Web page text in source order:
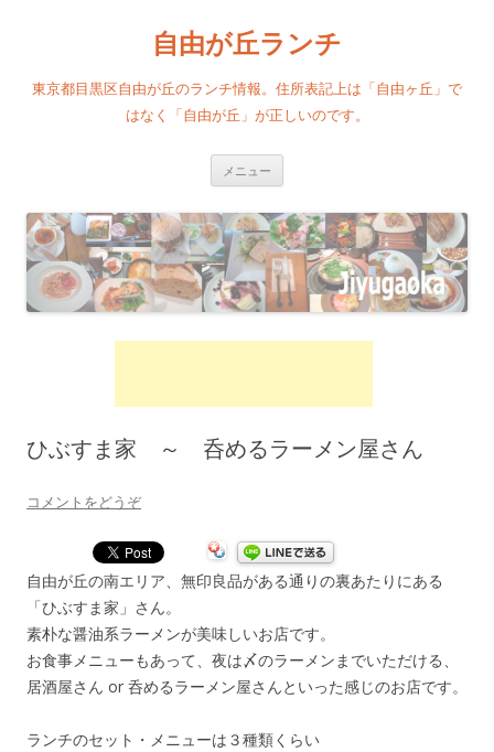
自由が丘ランチ
東京都目黒区自由が丘のランチ情報。住所表記上は「自由ヶ丘」で
はなく「自由が丘」が正しいのです。
メニュー
ひぶすま家 ～ 呑めるラーメン屋さん
コメントをどうぞ
自由が丘の南エリア、無印良品がある通りの裏あたりにある
「ひぶすま家」さん。
素朴な醤油系ラーメンが美味しいお店です。
お食事メニューもあって、夜は〆のラーメンまでいただける、
居酒屋さん or 呑めるラーメン屋さんといった感じのお店です。
ランチのセット・メニューは３種類くらい